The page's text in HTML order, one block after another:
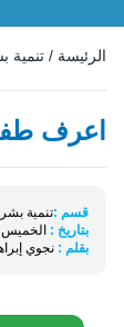
الرئيسة / تنمية
اعرف
قسم :تنمية
بتاريخ : الخميس ، 22 جمادى الأول ، 1447 الموافق 13
بقلم : نجوي